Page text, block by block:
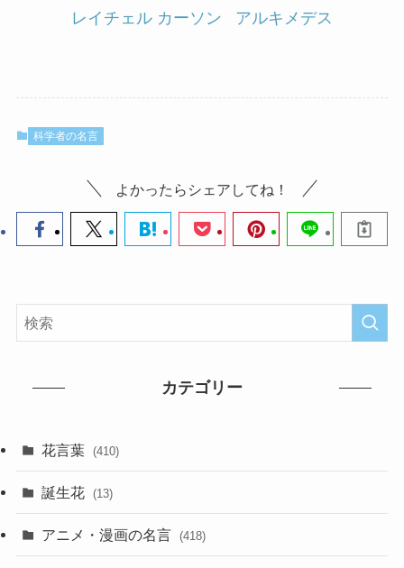
レイチェル カーソン アルキメデス
科学者の名言
よかったらシェアしてね！
カテゴリー
花言葉 (410)
誕生花 (13)
アニメ・漫画の名言 (418)